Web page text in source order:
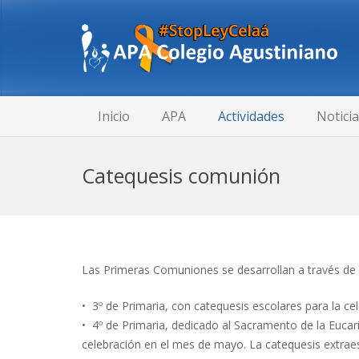
Inicio APA Actividades
Catequesis comunión
Las Primeras Comuniones se desarrollan a través
• 3º de Primaria, con catequesis escolares para la
• 4º de Primaria, dedicado al Sacramento de la
celebración en el mes de mayo. La catequesis